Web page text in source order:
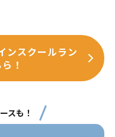
ンスクールラン
！
スも！